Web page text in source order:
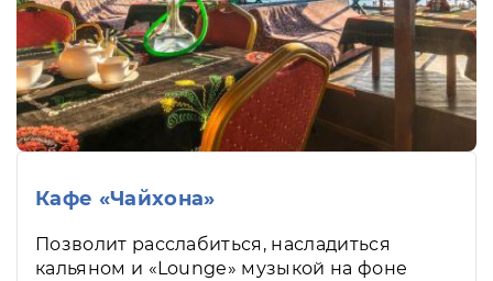
Кафе «Чайхона»
Позволит расслабиться, насладиться
кальяном и «Lounge» музыкой на фоне